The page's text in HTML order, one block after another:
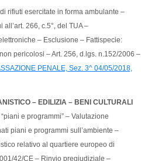
rifiuti esercitate in forma ambulante –
266, c.5°, del TUA –
– Esclusione – Fattispecie:
pericolosi – Art. 256, d.lgs. n.152/2006 –
PENALE, Sez. 3^ 04/05/2018,
– EDILIZIA – BENI CULTURALI
e programmi” – Valutazione
piani e programmi sull’ambiente –
relativo al quartiere europeo di
42/CE – Rinvio pregiudiziale –